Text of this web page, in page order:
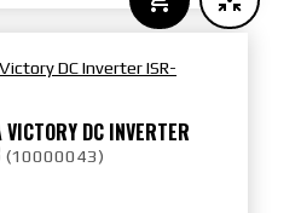
DC INVERTER
(10000043)